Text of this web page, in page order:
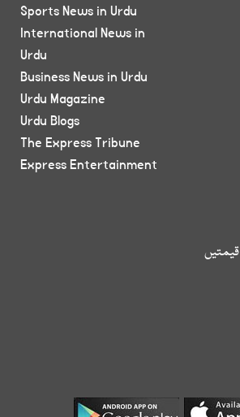
Sports News in Urdu
International News in
Urdu
Business News in Urdu
Urdu Magazine
Urdu Blogs
The Express Tribune
Express Entertainment